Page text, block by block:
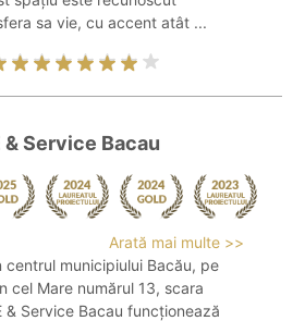
sa vie, cu accent atât ...
& Service Bacau
Arată mai multe >>
centrul municipiului Bacău, pe
cel Mare numărul 13, scara
& Service Bacau funcționează